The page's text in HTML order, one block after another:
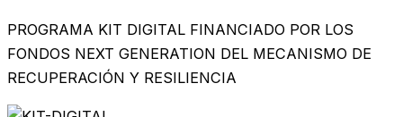
PROGRAMA KIT DIGITAL FINANCIADO POR LOS
FONDOS NEXT GENERATION DEL MECANISMO DE
RECUPERACIÓN Y RESILIENCIA